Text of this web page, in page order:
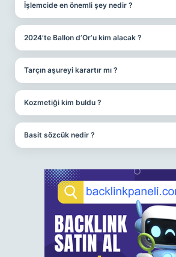
İşlemcide en önemli şey nedir ?
2024’te Ballon d’Or’u kim alacak ?
Tarçın aşureyi karartır mı ?
Kozmetiği kim buldu ?
Basit sözcük nedir ?